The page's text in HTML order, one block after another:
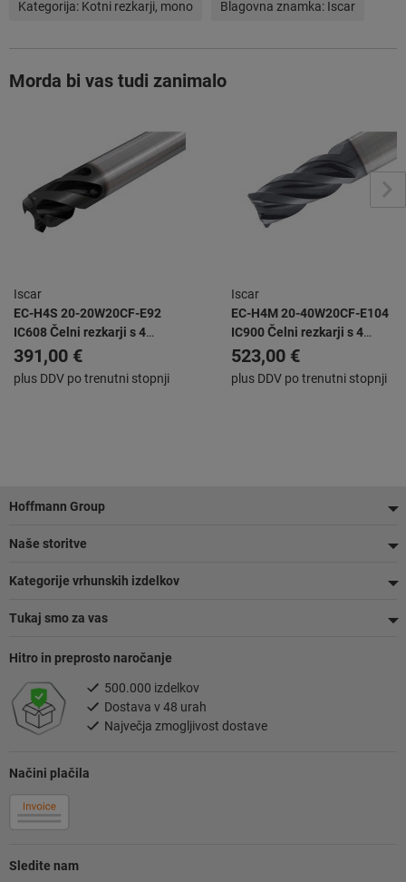
Kategorija: Kotni rezkarji, mono Blagovna znamka: Iscar
Morda bi vas tudi zanimalo
Iscar
EC-H4S 20-20W20CF-E92
IC608 Čelni rezkarji s 4
rezalnimi robovi, različnim
kotom vijačnice in
spremenljivim korakom za
391,00 €
plus DDV po trenutni stopnji
Iscar
EC-H4M 20-40W20CF-E104
IC900 Čelni rezkarji s 4
rezalnimi robovi, različnim
kotom vijačnice in
spremenljivim korakom za
523,00 €
plus DDV po trenutni stopnji
Noga
Hoffmann Group
Naše storitve
Kategorije vrhunskih izdelkov
Tukaj smo za vas
Sledite nam
Načini plačila
Hitro in preprosto naročanje
500.000 izdelkov
Dostava v 48 urah
Največja zmogljivost dostave